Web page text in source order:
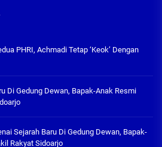
PHRI, Achmadi Tetap ‘Keok’ Dengan
Di Gedung Dewan, Bapak-Anak Resmi
Sejarah Baru Di Gedung Dewan, Bapak-
Rakyat Sidoarjo